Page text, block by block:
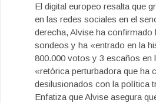
El digital europeo resalta que
en las redes sociales en el
derecha, Alvise ha confirmado
sondeos y ha «entrado en la
800.000 votos y 3 escaños en
«retórica perturbadora que ha
desilusionados con la política
Enfatiza que Alvise asegura